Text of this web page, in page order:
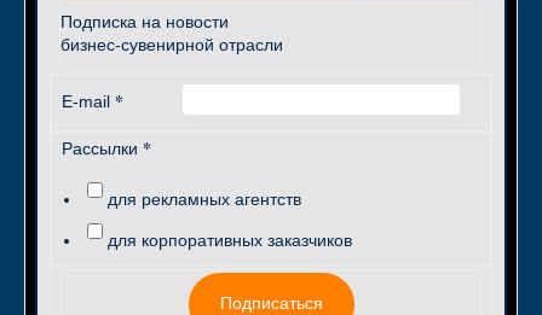
Подписка на новости
бизнес-сувенирной отрасли
E-mail *
Рассылки *
для рекламных агентств
для корпоративных заказчиков
Подписаться